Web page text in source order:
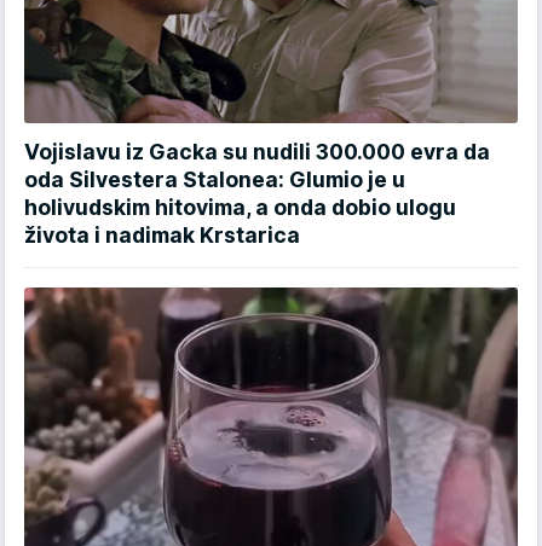
Vojislavu iz Gacka su nudili 300.000 evra da
oda Silvestera Stalonea: Glumio je u
holivudskim hitovima, a onda dobio ulogu
života i nadimak Krstarica